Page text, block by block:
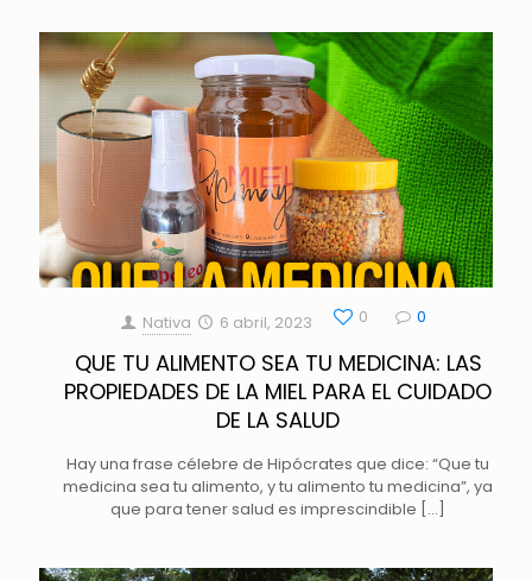
Nativa 6 abril, 2023 0 0
QUE TU ALIMENTO SEA TU MEDICINA: LAS
PROPIEDADES DE LA MIEL PARA EL CUIDADO
DE LA SALUD
Hay una frase célebre de Hipócrates que dice: “Que tu
medicina sea tu alimento, y tu alimento tu medicina”, ya
que para tener salud es imprescindible […]